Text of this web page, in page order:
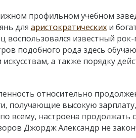
профильном учебном
для аристократических и
воспользовался известный
подобного рода здесь
а также порядку
относительно
получающие высокую
всему, настроена продолжать
Джордж Александр не